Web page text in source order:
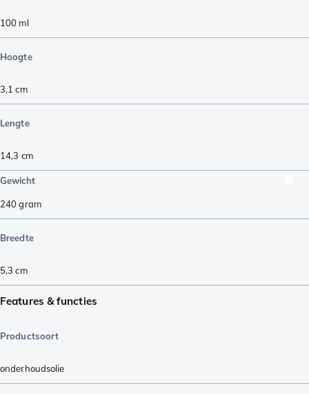
100 ml
Hoogte
3,1 cm
Lengte
14,3 cm
Gewicht
240gram
Breedte
5,3 cm
Features & functies
Productsoort
onderhoudsolie